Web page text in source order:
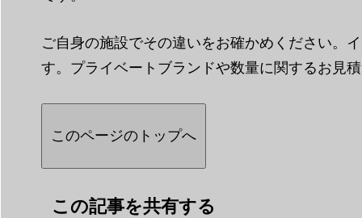
ご自身の施設でその違いをお確かめください。
す。プライベートブランドや数量に関するお見
このページのトップへ
この記事を共有する